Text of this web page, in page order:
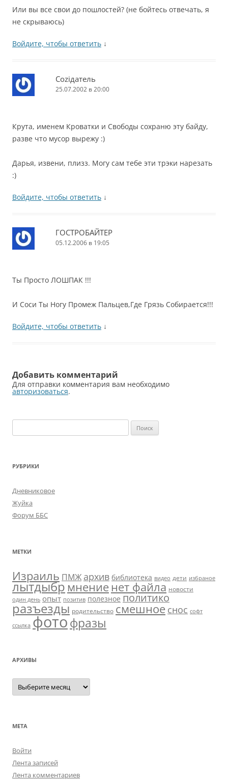
Или вы все свои до пошлостей? (не бойтесь отвечать, я
не скрываюсь)
Войдите, чтобы ответить ↓
Соziдатель
25.07.2002 в 20:00
Крута, именем Кроватки и Свободы сохраню эту байду,
разве что мусор вырежу :)
Дарья, извени, плизз. Могу сам тебе эти трэки нарезать
:)
Войдите, чтобы ответить ↓
ГОСТРОБАЙТЕР
05.12.2006 в 19:05
Ты Просто ЛОШПАК !!!
И Соси Ты Ногу Промеж Пальцев,Где Грязь Собирается!!!
Войдите, чтобы ответить ↓
Добавить комментарий
Для отправки комментария вам необходимо
авторизоваться.
РУБРИКИ
Дневниковое
Жуйка
Форум ББС
МЕТКИ
Израиль ПМЖ архив библиотека видео дети избраное
лытдыбрмнение нет файла новости
один день опыт позитив полезное политико
разъезды родительство смешное снос софт
ссылка фотофразы
АРХИВЫ
Архивы
МЕТА
Войти
Лента записей
Лента комментариев